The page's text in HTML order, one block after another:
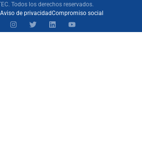
Todos los derechos reservados.
Aviso de privacidadCompromiso social